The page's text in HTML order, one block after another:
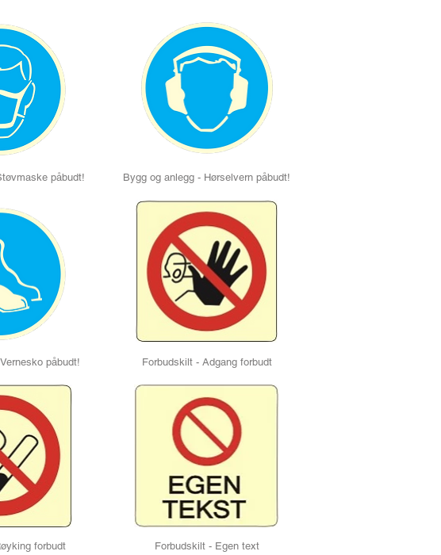
påbudt! Bygg og anlegg - Hørselvern påbudt!
påbudt! Forbudskilt - Adgang forbudt
forbudt Forbudskilt - Egen text